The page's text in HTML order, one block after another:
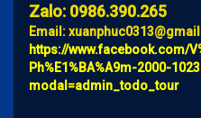
Zalo: 0986.390.265
Email:
https://www.facebook.com/
Ph%E1%BA%A9m-2000-
modal=admin_todo_tour